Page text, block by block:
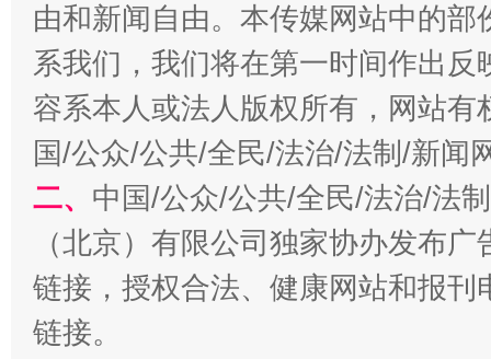
揭开“小金库”的免责幌子
由和新闻自由。本传媒网站中的
系我们，我们将在第一时间作出
容系本人或法人版权所有，网站
国/公众/公共/全民/法治/法制/新闻
二、 中国/公众/公共/全民/法治/法
（北京）有限公司独家协办发布
链接，授权合法、健康网站和报
链接。